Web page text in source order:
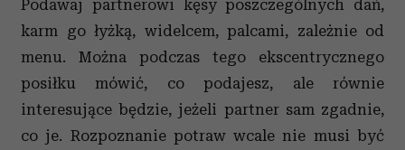
Podawaj partnerowi kęsy poszczególnych dań,
karm go łyżką, widelcem, palcami, zależnie od
menu. Można podczas tego ekscentrycznego
posiłku mówić, co podajesz, ale równie
interesujące będzie, jeżeli partner sam zgadnie,
co je. Rozpoznanie potraw wcale nie musi być